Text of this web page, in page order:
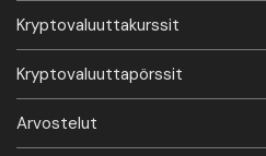
Kryptovaluuttakurssit
Kryptovaluuttapörssit
Arvostelut